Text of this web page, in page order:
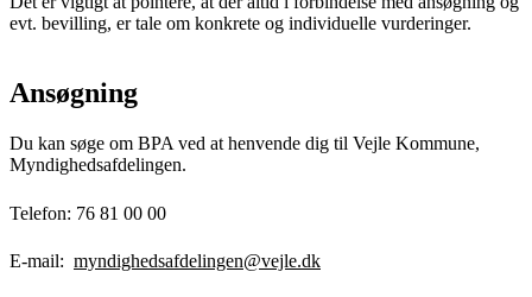
evt. bevilling, er tale om konkrete og individuelle vurderinger.
Ansøgning
Du kan søge om BPA ved at henvende dig til Vejle Kommune,
Myndighedsafdelingen.
Telefon: 76 81 00 00
E-mail: myndighedsafdelingen@vejle.dk